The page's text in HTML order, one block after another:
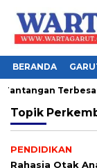
BERANDA
Topik
PENDIDIKAN
Rahasia Otak